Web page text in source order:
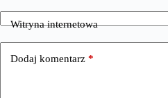
Witryna internetowa
Dodaj komentarz *